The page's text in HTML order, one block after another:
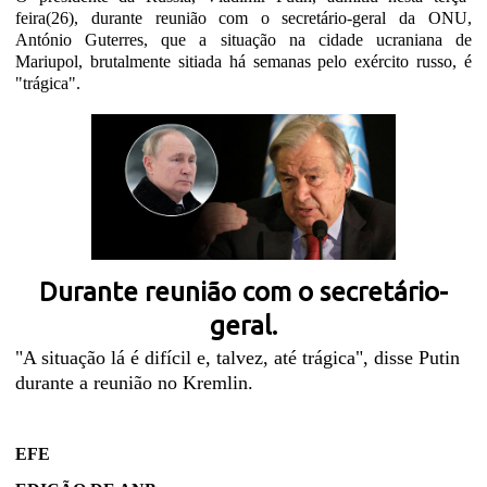
feira(26), durante reunião com o secretário-geral da ONU,
António Guterres, que a situação na cidade ucraniana de
Mariupol, brutalmente sitiada há semanas pelo exército russo, é
"trágica".
Durante reunião com o secretário-
geral.
"A situação lá é difícil e, talvez, até trágica", disse Putin
durante a reunião no Kremlin.
EFE